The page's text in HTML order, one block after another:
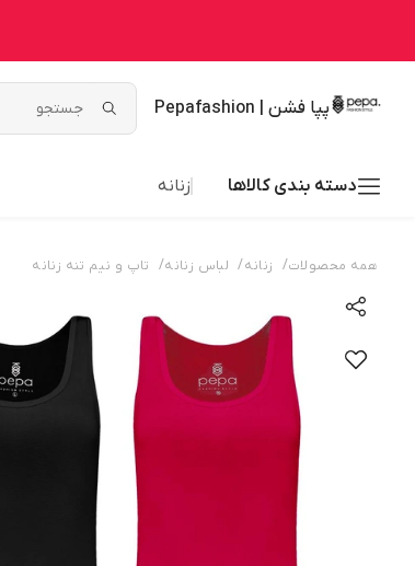
پپا فشن | Pepafashion
دسته بندی کالاها زنانه
همه محصولات/ زنانه/ لباس زنانه/ تاپ و نیم تنه زنانه